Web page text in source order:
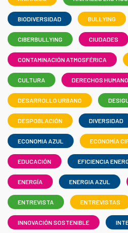
BIODIVERSIDAD BULLYING
CIBERBULLYING CIUDADES
CONTAMINACIÓN ATMOSFÉRICA
CULTURA DERECHOS
DESARROLLO URBANO
DESPOBLACIÓN DIVERSIDAD
ECONOMIA AZUL ECONOMÍA
EDUCACIÓN EFICIENCIA
ENERGÍA ENERGIA AZUL
ENTREVISTA ENTREVISTAS
INNOVACIÓN SOSTENIBLE